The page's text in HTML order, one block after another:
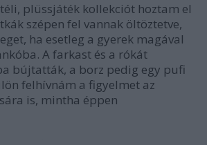
plüssjáték kollekciót hoztam el
szépen fel vannak öltöztetve,
ha esetleg a gyerek magával
A farkast és a rókát
bújtatták, a borz pedig egy pufi
felhívnám a figyelmet az
is, mintha éppen